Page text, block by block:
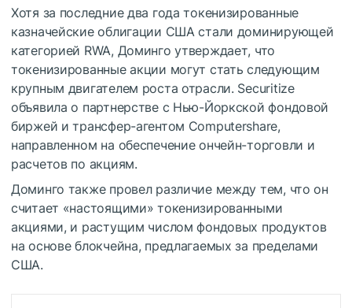
Хотя за последние два года токенизированные
казначейские облигации США стали доминирующей
категорией RWA, Доминго утверждает, что
токенизированные акции могут стать следующим
крупным двигателем роста отрасли. Securitize
объявила о партнерстве с Нью-Йоркской фондовой
биржей и трансфер-агентом Computershare,
направленном на обеспечение ончейн-торговли и
расчетов по акциям.
Доминго также провел различие между тем, что он
считает «настоящими» токенизированными
акциями, и растущим числом фондовых продуктов
на основе блокчейна, предлагаемых за пределами
США.